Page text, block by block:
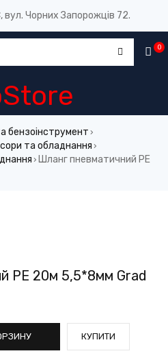
вул. Чорних Запорожців 72.
0
бензоінструмент ›
та обладнання ›
› Шланг пневматичний PE
PE 20м 5,5*8мм Grad
КУПИТИ